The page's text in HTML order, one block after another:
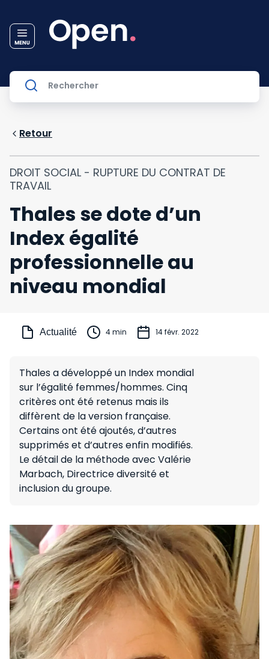
Retour
DROIT SOCIAL - RUPTURE DU CONTRAT DE
TRAVAIL
Thales se dote d’un
Index égalité
professionnelle au
niveau mondial
Actualité 4 min 14 févr. 2022
Thales a développé un Index mondial
sur l’égalité femmes/hommes. Cinq
critères ont été retenus mais ils
diffèrent de la version française.
Certains ont été ajoutés, d’autres
supprimés et d’autres enfin modifiés.
Le détail de la méthode avec Valérie
Marbach, Directrice diversité et
inclusion du groupe.